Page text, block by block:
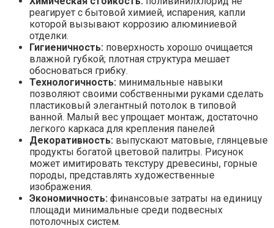
реагирует с бытовой химией, испарения, капли
которой вызывают коррозию алюминиевой
отделки.
Гигиеничность: поверхность хорошо очищается
влажной губкой; плотная структура мешает
обосноваться грибку.
Технологичность: минимальные навыки
позволяют своими собственными руками сделать
пластиковый элегантный потолок в типовой
ванной. Малый вес упрощает монтаж, достаточно
легкого каркаса для крепления панелей
Декоративность: выпускают матовые, глянцевые
продукты богатой цветовой палитры. Рисунок
может имитировать текстуру древесины, горные
породы, представлять художественные
изображения.
Экономичность: финансовые затраты на единицу
площади минимальные среди подвесных
потолочных систем.